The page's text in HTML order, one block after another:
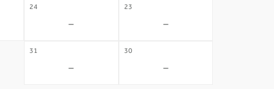
23
-
24
-
30
-
31
-